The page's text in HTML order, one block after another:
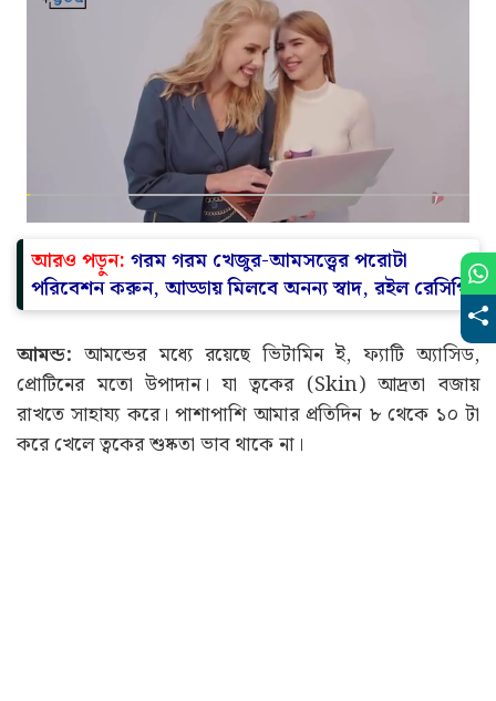
আরও পড়ুন: গরম গরম খেজুর-আমসত্ত্বের পরোটা
পরিবেশন করুন, আড্ডায় মিলবে অনন্য স্বাদ, রইল রেসিপি
আমন্ড: আমন্ডের মধ্যে রয়েছে ভিটামিন ই, ফ্যাটি অ্যাসিড,
প্রোটিনের মতো উপাদান। যা ত্বকের (Skin) আদ্রতা বজায়
রাখতে সাহায্য করে। পাশাপাশি আমার প্রতিদিন ৮ থেকে ১০ টা
করে খেলে ত্বকের শুষ্কতা ভাব থাকে না।